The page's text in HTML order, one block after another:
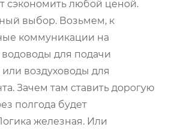
сэкономить любой ценой.
выбор. Возьмем, к
коммуникации на
для подачи
воздуховоды для
Зачем там ставить дорогую
полгода будет
железная. Или